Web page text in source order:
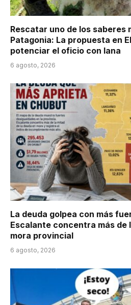
Rescatar uno de los saberes
Patagonia: La propuesta en
potenciar el oficio con lana
6 agosto, 2026
La deuda golpea con más
Escalante concentra más de
mora provincial
6 agosto, 2026